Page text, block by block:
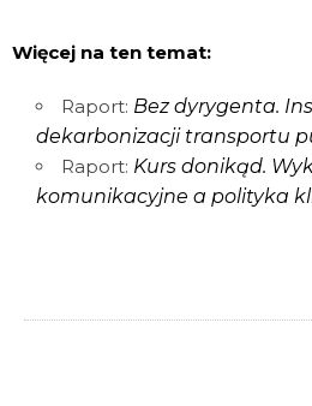
Więcej na ten temat:
Raport: Bez dyrygenta.
dekarbonizacji transportu
Raport: Kurs donikąd.
komunikacyjne a polityka